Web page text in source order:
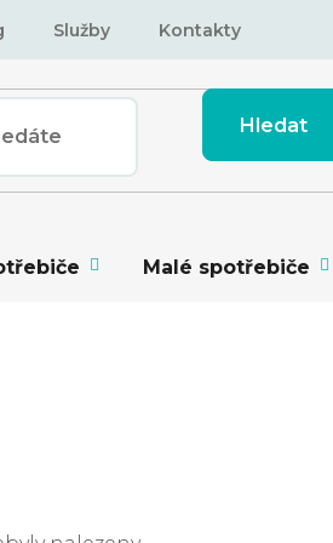
Služby Kontakty
Hledat
Malé spotřebiče